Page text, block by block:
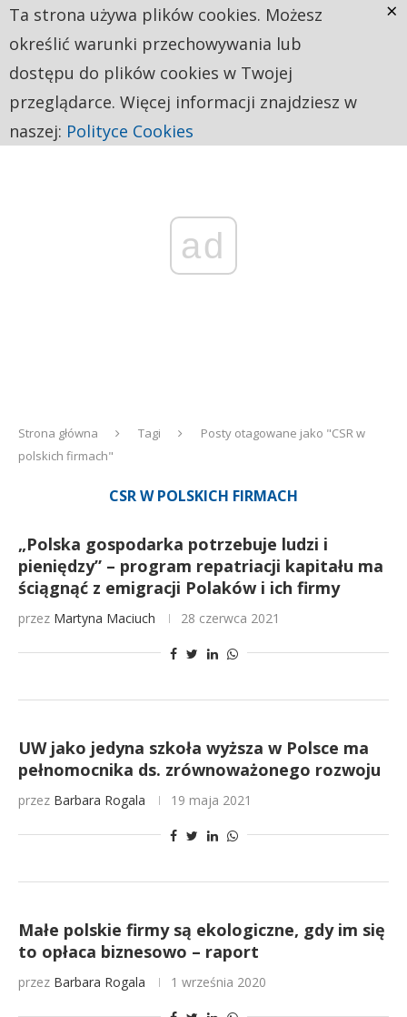
ad
Strona główna Tagi
Posty otagowane jako "CSR w
polskich firmach"
CSR W POLSKICH FIRMACH
„Polska gospodarka potrzebuje ludzi i
pieniędzy” – program repatriacji kapitału ma
ściągnąć z emigracji Polaków i ich firmy
przez Martyna Maciuch 28 czerwca 2021
UW jako jedyna szkoła wyższa w Polsce ma
pełnomocnika ds. zrównoważonego rozwoju
przez Barbara Rogala 19 maja 2021
Małe polskie firmy są ekologiczne, gdy im się
to opłaca biznesowo – raport
przez Barbara Rogala 1 września 2020
Ta strona używa plików cookies. Możesz
określić warunki przechowywania lub
dostępu do plików cookies w Twojej
przeglądarce. Więcej informacji znajdziesz w
naszej: Polityce Cookies
×